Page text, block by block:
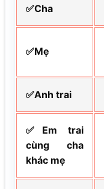
✅Cha
✅Mẹ
✅Anh trai
✅Em trai
cùng cha
khác mẹ